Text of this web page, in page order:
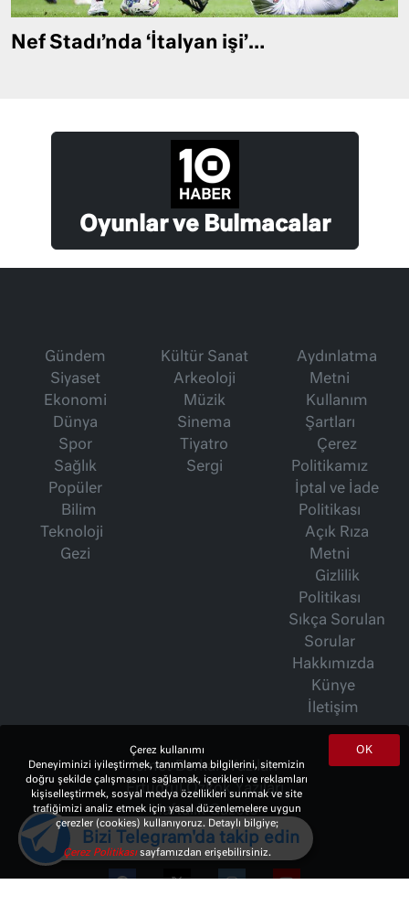
Nef Stadı’nda ‘İtalyan işi’…
Oyunlar ve Bulmacalar
Gündem
Siyaset
Ekonomi
Dünya
Spor
Sağlık
Popüler
Bilim
Teknoloji
Gezi
Kültür Sanat
Arkeoloji
Müzik
Sinema
Tiyatro
Sergi
Aydınlatma
Metni
Kullanım
Şartları
Çerez
Politikamız
İptal ve İade
Politikası
Açık Rıza
Metni
Gizlilik
Politikası
Sıkça Sorulan
Sorular
Hakkımızda
Künye
İletişim
İsmet Berkan Yazıları
Ertuğrul Özkök Yazıları
Haftalık Gazete
OK
Çerez kullanımı
Deneyiminizi iyileştirmek, tanımlama bilgilerini, sitemizin
doğru şekilde çalışmasını sağlamak, içerikleri ve reklamları
kişiselleştirmek, sosyal medya özellikleri sunmak ve site
trafiğimizi analiz etmek için yasal düzenlemelere uygun
çerezler (cookies) kullanıyoruz. Detaylı bilgiye;
Çerez Politikasısayfamızdan erişebilirsiniz.
Bizi Telegram'da takip edin